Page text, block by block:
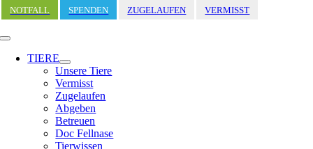
Zum
Inhalt
springen
NOTFALL SPENDEN ZUGELAUFEN VERMISST
Toggle
Navigation
TIERE
Unsere Tiere
Vermisst
Zugelaufen
Abgeben
Betreuen
Doc Fellnase
Tierwissen